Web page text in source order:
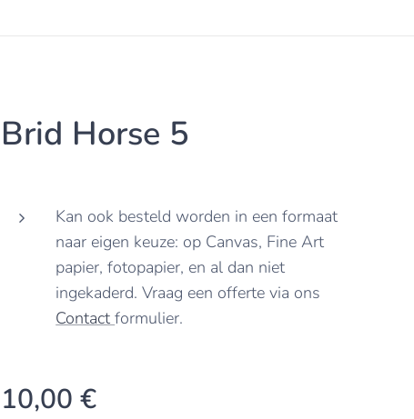
Brid Horse 5
Kan ook besteld worden in een formaat
naar eigen keuze: op Canvas, Fine Art
papier, fotopapier, en al dan niet
ingekaderd. Vraag een offerte via ons
Contactformulier.
10,00 €